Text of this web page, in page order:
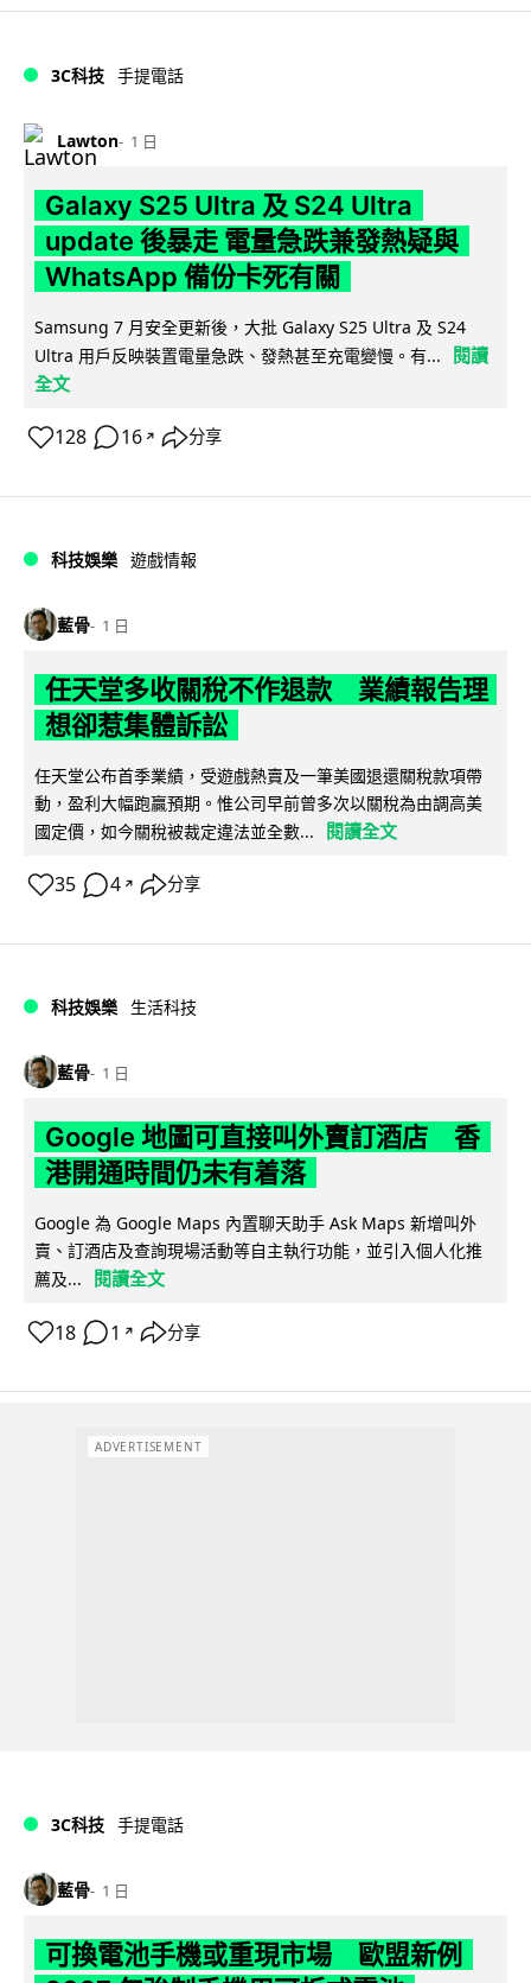
3C科技 手提電話
Lawton 1 日
Galaxy S25 Ultra 及 S24 Ultra
update 後暴走 電量急跌兼發熱疑與
WhatsApp 備份卡死有關
Samsung 7 月安全更新後，大批 Galaxy S25 Ultra 及 S24
Ultra 用戶反映裝置電量急跌、發熱甚至充電變慢。有...
閱讀
全文
128 16 ↗ 分享
科技娛樂 遊戲情報
藍骨 1 日
任天堂多收關稅不作退款 業績報告理
想卻惹集體訴訟
任天堂公布首季業績，受遊戲熱賣及一筆美國退還關稅款項帶
動，盈利大幅跑贏預期。惟公司早前曾多次以關稅為由調高美
國定價，如今關稅被裁定違法並全數...
閱讀全文
35 4 ↗ 分享
科技娛樂 生活科技
藍骨 1 日
Google 地圖可直接叫外賣訂酒店 香
港開通時間仍未有着落
Google 為 Google Maps 內置聊天助手 Ask Maps 新增叫外
賣、訂酒店及查詢現場活動等自主執行功能，並引入個人化推
薦及...
閱讀全文
18 1 ↗ 分享
ADVERTISEMENT
3C科技 手提電話
藍骨 1 日
可換電池手機或重現市場 歐盟新例